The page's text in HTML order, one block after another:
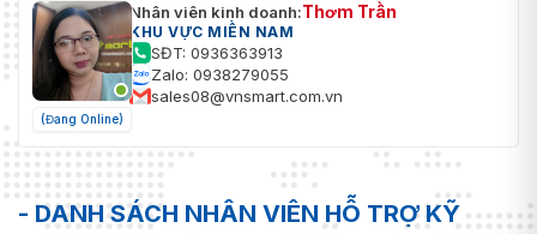
(Đang Online)
Nhân viên kinh doanh:Thơm Trần
KHU VỰC MIỀN NAM
SĐT: 0936363913
Zalo: 0938279055
sales08@vnsmart.com.vn
- DANH SÁCH NHÂN VIÊN HỖ TRỢ KỸ